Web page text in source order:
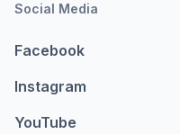
Social Media
Facebook
Instagram
YouTube